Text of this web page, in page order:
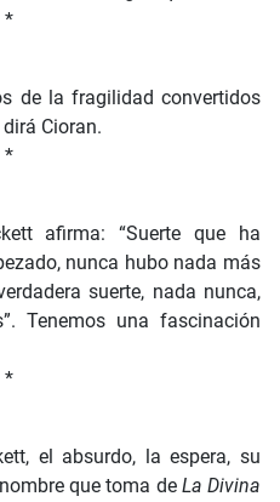
*
de la fragilidad convertidos
Cioran.
*
afirma: “Suerte que ha
nunca hubo nada más
suerte, nada nunca,
Tenemos una fascinación
*
el absurdo, la espera, su
que toma de La Divina